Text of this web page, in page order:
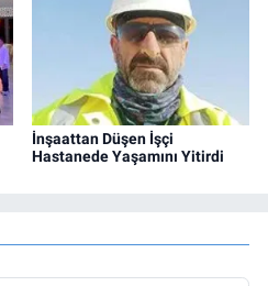
İnşaattan Düşen İşçi
Hastanede Yaşamını Yitirdi